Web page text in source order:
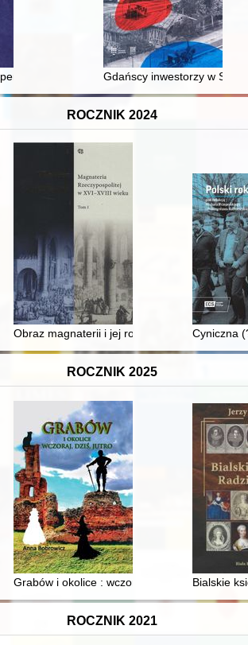
z rodu ŚlązakaGdańscy inwestorzy w
ROCZNIK 2024
war II, including in Treblinka : the importance
Obraz magnaterii i jej roli na sejmikach wCyniczna
ROCZNIK 2025
Siemiradzkiego w Bydgoszczy
powielaczowych kronik Batalionu,
Grabów i okolice : wczoraj, dziś, jutroBialskie
ROCZNIK 2021